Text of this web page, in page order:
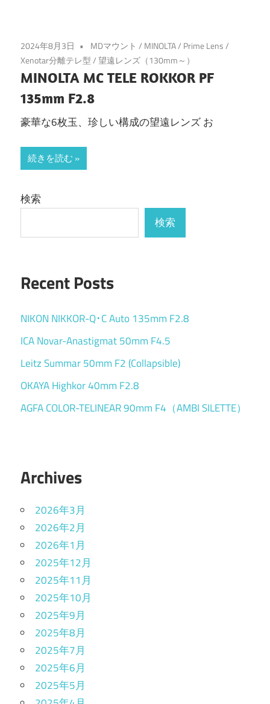
2024年8月3日 MDマウント / MINOLTA/ Prime Lens/
Xenotar分離テレ型/望遠レンズ（130mm～）
MINOLTA MC TELE ROKKOR PF
135mm F2.8
豪華な6枚玉、珍しい構成の望遠レンズ お
続きを読む
検索
検索
Recent Posts
NIKON NIKKOR-Q･C Auto 135mm F2.8
ICA Novar-Anastigmat 50mm F4.5
Leitz Summar 50mm F2 (Collapsible)
OKAYA Highkor 40mm F2.8
AGFA COLOR-TELINEAR 90mm F4（AMBI SILETTE）
Archives
2026年3月
2026年2月
2026年1月
2025年12月
2025年11月
2025年10月
2025年9月
2025年8月
2025年7月
2025年6月
2025年5月